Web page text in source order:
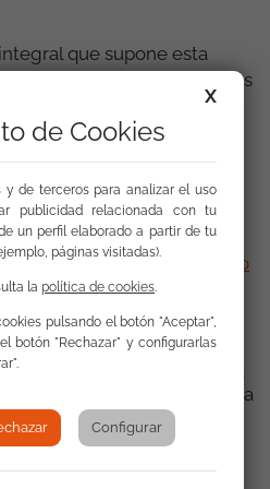
que supone esta
importancia de los objetivos
la lucha contra la
de género y la
el hecho de que
que las FSG ha venido
años, como el el
estudio
del alumnado gitano
del Ingreso Mínimo en la
población
sobre Vivienda y Población
como referentes para
de los objetivos y
X
de Cookies
y de terceros para analizar el uso
publicidad relacionada con tu
un perfil elaborado a partir de tu
páginas visitadas).
la política de cookies.
pulsando el botón "Aceptar",
botón "Rechazar" y configurarlas
Configurar